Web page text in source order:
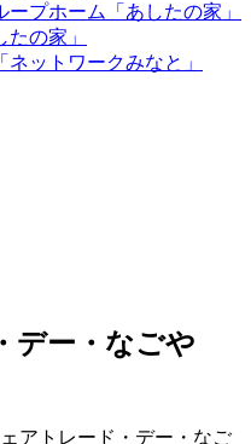
プホーム「あしたの家」
の家」
ットワークみなと」
デー・なごや
アトレード・デー・なご